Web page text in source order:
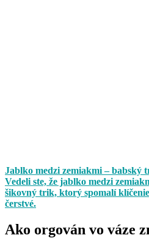
Jablko medzi zemiakmi – babský
Vedeli ste, že jablko medzi
šikovný trik, ktorý spomalí
čerstvé.
Ako orgován vo váze